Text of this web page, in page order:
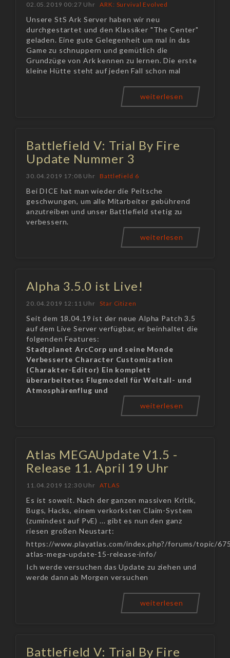
02.05.2019 00:27 Uhr ARK: Survival Evolved
Unsere StS Ark Server haben wir neu
durchgestartet und den Klassiker "The Center"
geladen. Eine gute Gelegenheit um mal in das
Game zu schnuppern und gemütlich die
Grundzüge von Ark kennen zu lernen. Die erste
kleine Hütte steht auf jeden Fall schon mal
weiterlesen
Battlefield V: Trial By Fire
Update Nummer 3
30.04.2019 17:08 Uhr Battlefield 6
Bei DICE hat man wieder die Peitsche
geschwungen, um alle Mitarbeiter gebührend
anzutreiben und unser Battlefield stetig zu
verbessern.
weiterlesen
Alpha 3.5.0 ist Live!
20.04.2019 12:11 Uhr Star Citizen
Seit dem 18.04.19 ist der neue Alpha Patch 3.5
auf dem Live Server verfügbar, er beinhaltet die
folgenden Features:
Stadtplanet ArcCorp und seine Monde
Verbesserte Character Customization
(Charakter-Editor) Ein komplett
überarbeitetes Flugmodell für Weltall- und
Atmosphärenflug und
weiterlesen
Atlas MEGAUpdate V1.5 -
Release 11. April 19 Uhr
11.04.2019 12:30 Uhr ATLAS
Es ist soweit. Nach der ganzen massiven Kritik,
Bugs, Hacks, einem verkorksten Claim-System
(zumindest auf PvE) ... gibt es nun den ganz
riesen großen Neustart:
https://www.playatlas.com/index.php?/forums/topic/
atlas-mega-update-15-release-info/
Ich werde versuchen das Update zu ziehen und
werde dann ab Morgen versuchen
weiterlesen
Battlefield V: Trial By Fire